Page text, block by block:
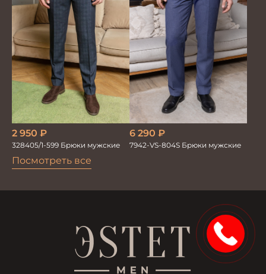
Посмотреть все
2 950 ₽
328405/1-599 Брюки мужские
6 290 ₽
7942-VS-804S Брюки мужские
15%